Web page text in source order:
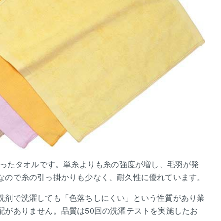
たタオルです。単糸よりも糸の強度が増し、毛羽が発
で糸の引っ掛かりも少なく、耐久性に優れています。
で洗濯しても「色落ちしにくい」という性質があり業
ありません。品質は50回の洗濯テストを実施したお